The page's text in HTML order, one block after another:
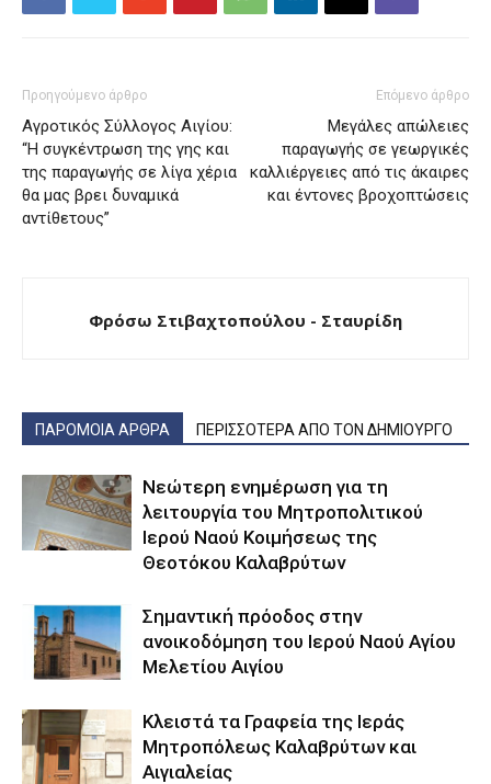
Προηγούμενο άρθρο
Αγροτικός Σύλλογος Αιγίου:
“Η συγκέντρωση της γης και
της παραγωγής σε λίγα χέρια
θα μας βρει δυναμικά
αντίθετους”
Επόμενο άρθρο
Μεγάλες απώλειες
παραγωγής σε γεωργικές
καλλιέργειες από τις άκαιρες
και έντονες βροχοπτώσεις
Φρόσω Στιβαχτοπούλου - Σταυρίδη
ΠΑΡΟΜΟΙΑ ΑΡΘΡΑ ΠΕΡΙΣΣΟΤΕΡΑ ΑΠΟ ΤΟΝ ΔΗΜΙΟΥΡΓΟ
Νεώτερη ενημέρωση για τη
λειτουργία του Μητροπολιτικού
Ιερού Ναού Κοιμήσεως της
Θεοτόκου Καλαβρύτων
Σημαντική πρόοδος στην
ανοικοδόμηση του Ιερού Ναού Αγίου
Μελετίου Αιγίου
Κλειστά τα Γραφεία της Ιεράς
Μητροπόλεως Καλαβρύτων και
Αιγιαλείας